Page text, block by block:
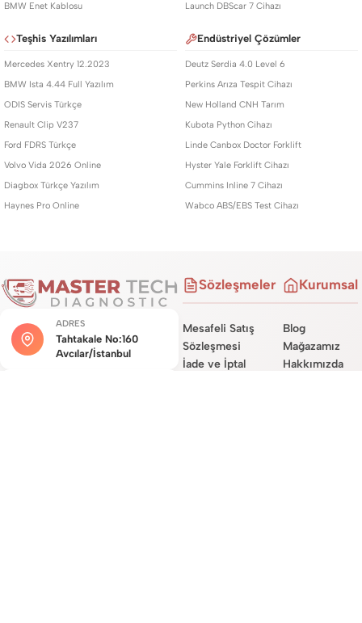
BMW Enet Kablosu
Launch DBScar 7 Cihazı
Teşhis Yazılımları
Mercedes Xentry 12.2023
BMW Ista 4.44 Full Yazılım
ODIS Servis Türkçe
Renault Clip V237
Ford FDRS Türkçe
Volvo Vida 2026 Online
Diagbox Türkçe Yazılım
Haynes Pro Online
Endüstriyel Çözümler
Deutz Serdia 4.0 Level 6
Perkins Arıza Tespit Cihazı
New Holland CNH Tarım
Kubota Python Cihazı
Linde Canbox Doctor Forklift
Hyster Yale Forklift Cihazı
Cummins Inline 7 Cihazı
Wabco ABS/EBS Test Cihazı
ADRES
Tahtakale No:160
Avcılar/İstanbul
Sözleşmeler
Mesafeli Satış
Sözleşmesi
İade ve İptal
Kurumsal
Blog
Mağazamız
Hakkımızda